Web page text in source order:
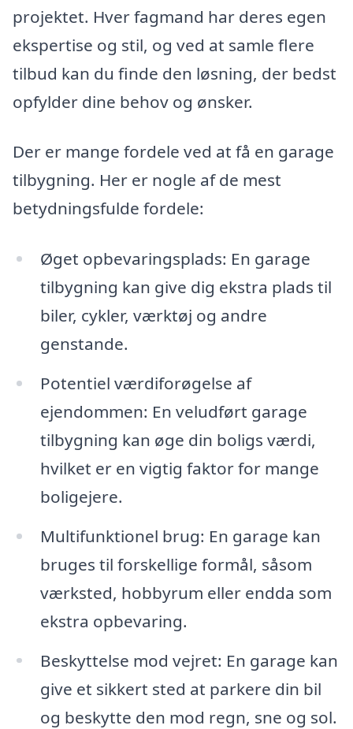
projektet. Hver fagmand har deres egen
ekspertise og stil, og ved at samle flere
tilbud kan du finde den løsning, der bedst
opfylder dine behov og ønsker.
Der er mange fordele ved at få en garage
tilbygning. Her er nogle af de mest
betydningsfulde fordele:
Øget opbevaringsplads: En garage
tilbygning kan give dig ekstra plads til
biler, cykler, værktøj og andre
genstande.
Potentiel værdiforøgelse af
ejendommen: En veludført garage
tilbygning kan øge din boligs værdi,
hvilket er en vigtig faktor for mange
boligejere.
Multifunktionel brug: En garage kan
bruges til forskellige formål, såsom
værksted, hobbyrum eller endda som
ekstra opbevaring.
Beskyttelse mod vejret: En garage kan
give et sikkert sted at parkere din bil
og beskytte den mod regn, sne og sol.